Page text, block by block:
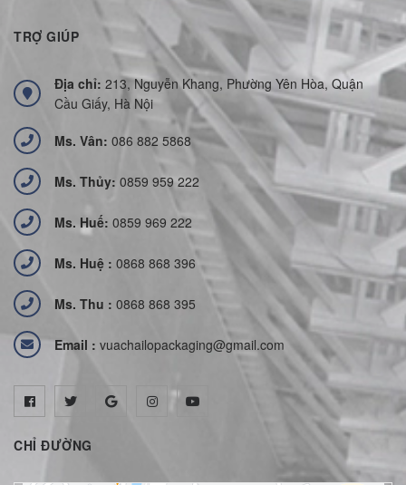
TRỢ GIÚP
Địa chỉ: 213, Nguyễn Khang, Phường Yên Hòa, Quận
Cầu Giấy, Hà Nội
Ms. Vân: 086 882 5868
Ms. Thủy: 0859 959 222
Ms. Huế: 0859 969 222
Ms. Huệ : 0868 868 396
Ms. Thu : 0868 868 395
Email : vuachailopackaging@gmail.com
CHỈ ĐƯỜNG